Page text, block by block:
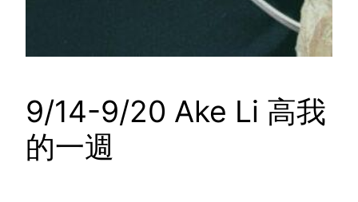
9/14-9/20 Ake Li 高我
的一週